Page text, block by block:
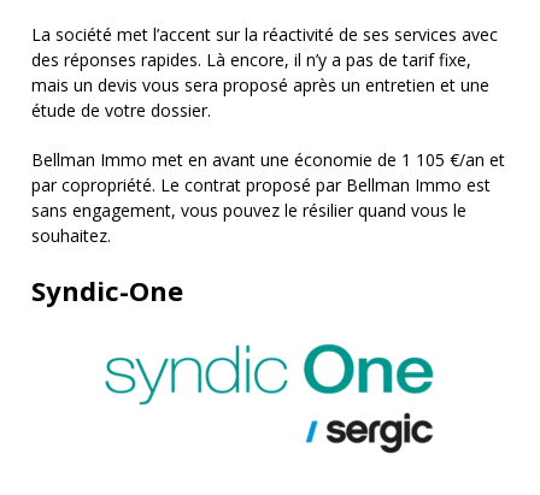
La société met l’accent sur la réactivité de ses services avec
des réponses rapides. Là encore, il n’y a pas de tarif fixe,
mais un devis vous sera proposé après un entretien et une
étude de votre dossier.
Bellman Immo met en avant une économie de 1 105 €/an et
par copropriété. Le contrat proposé par Bellman Immo est
sans engagement, vous pouvez le résilier quand vous le
souhaitez.
Syndic-One